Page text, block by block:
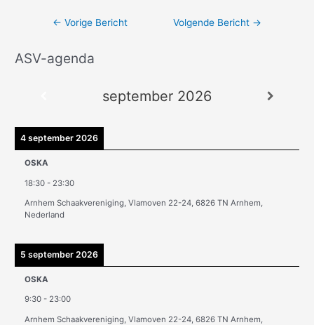
← Vorige Bericht Volgende Bericht →
ASV-agenda
september 2026
4 september 2026
OSKA
18:30 - 23:30
Arnhem Schaakvereniging, Vlamoven 22-24, 6826 TN Arnhem,
Nederland
5 september 2026
OSKA
9:30 - 23:00
Arnhem Schaakvereniging, Vlamoven 22-24, 6826 TN Arnhem,
A
e